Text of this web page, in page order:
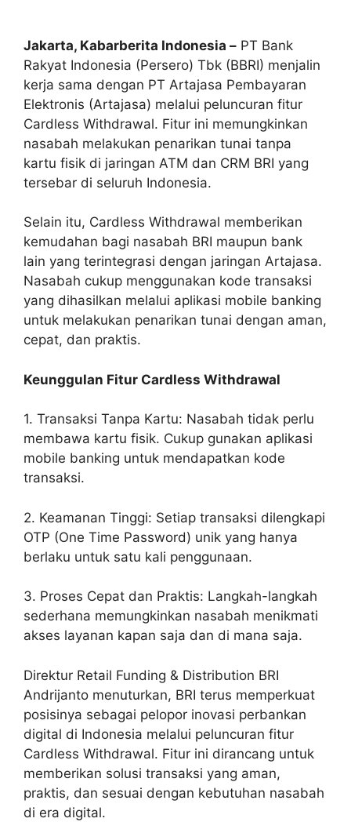
Jakarta, Kabarberita Indonesia – PT Bank
Rakyat Indonesia (Persero) Tbk (BBRI) menjalin
kerja sama dengan PT Artajasa Pembayaran
Elektronis (Artajasa) melalui peluncuran fitur
Cardless Withdrawal. Fitur ini memungkinkan
nasabah melakukan penarikan tunai tanpa
kartu fisik di jaringan ATM dan CRM BRI yang
tersebar di seluruh Indonesia.
Selain itu, Cardless Withdrawal memberikan
kemudahan bagi nasabah BRI maupun bank
lain yang terintegrasi dengan jaringan Artajasa.
Nasabah cukup menggunakan kode transaksi
yang dihasilkan melalui aplikasi mobile banking
untuk melakukan penarikan tunai dengan aman,
cepat, dan praktis.
Keunggulan Fitur Cardless Withdrawal
1. Transaksi Tanpa Kartu: Nasabah tidak perlu
membawa kartu fisik. Cukup gunakan aplikasi
mobile banking untuk mendapatkan kode
transaksi.
2. Keamanan Tinggi: Setiap transaksi dilengkapi
OTP (One Time Password) unik yang hanya
berlaku untuk satu kali penggunaan.
3. Proses Cepat dan Praktis: Langkah-langkah
sederhana memungkinkan nasabah menikmati
akses layanan kapan saja dan di mana saja.
Direktur Retail Funding & Distribution BRI
Andrijanto menuturkan, BRI terus memperkuat
posisinya sebagai pelopor inovasi perbankan
digital di Indonesia melalui peluncuran fitur
Cardless Withdrawal. Fitur ini dirancang untuk
memberikan solusi transaksi yang aman,
praktis, dan sesuai dengan kebutuhan nasabah
di era digital.